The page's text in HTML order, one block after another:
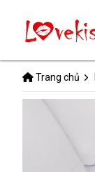
Trang chủ